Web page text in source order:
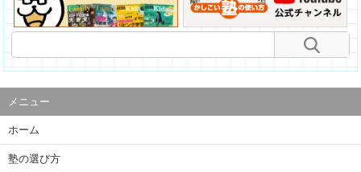
メニュー
ホーム
塾の選び方